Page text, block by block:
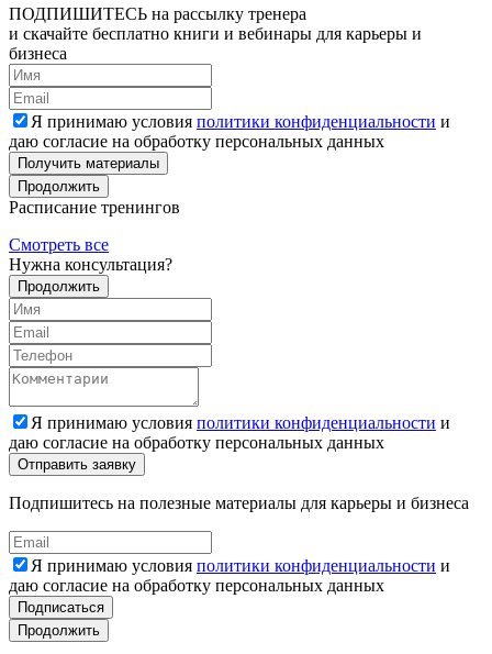
ПОДПИШИТЕСЬ на рассылку тренера
и скачайте бесплатно книги и вебинары для карьеры и
бизнеса
Я принимаю условия политики конфиденциальности и
даю согласие на обработку персональных данных
Получить материалы
Продолжить
Расписание тренингов
Смотреть все
Нужна консультация?
Продолжить
Я принимаю условия политики конфиденциальности и
даю согласие на обработку персональных данных
Подпишитесь на полезные материалы для карьеры и бизнеса
Я принимаю условия политики конфиденциальности и
даю согласие на обработку персональных данных
Подписаться
Продолжить